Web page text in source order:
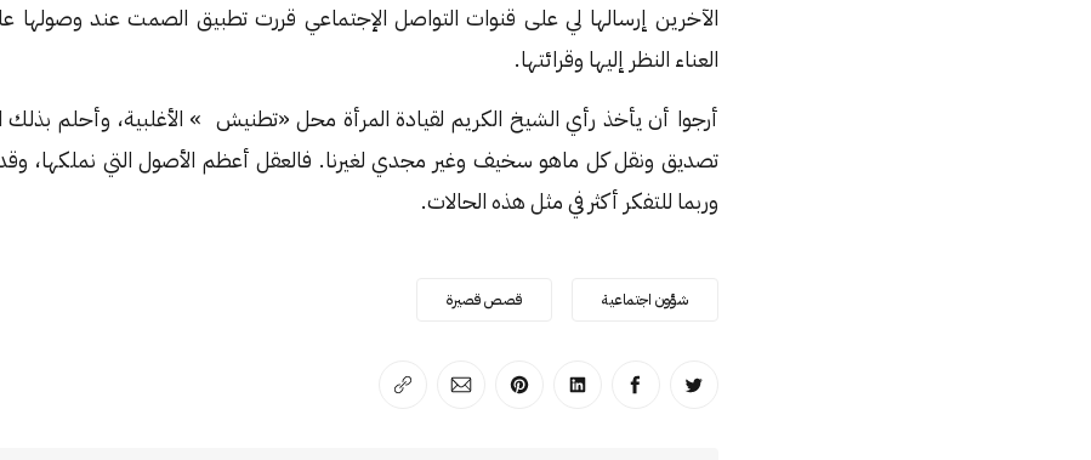
الآخرين إرسالها لي على قنوات التواصل الإجتماعي قررت تطبيق الصمت عند
العناء النظر إليها وقرائتها.
أرجوا أن يأخذ رأي الشيخ الكريم لقيادة المرأة محل «تطنيش » الأغلبية، وأحلم بذلك
تصديق ونقل كل ماهو سخيف وغير مجدي لغيرنا. فالعقل أعظم الأصول التي نملكها، وقد
وربما للتفكر أكثر في مثل هذه الحالات.
شؤون اجتماعية قصص قصيرة
انشر على تويترانشر على الفيسبوك
انشر على لينكد إن
انشر على بينترست
انشر على الإيميل
انسخ الرابط